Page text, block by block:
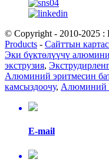
© Copyright - 2010-2025 :
Products - Сайттын
Эки бүктөлүүчү
экструзия,
Алюминий эритмесин
камсыздоочу, Алюминий
E-mail